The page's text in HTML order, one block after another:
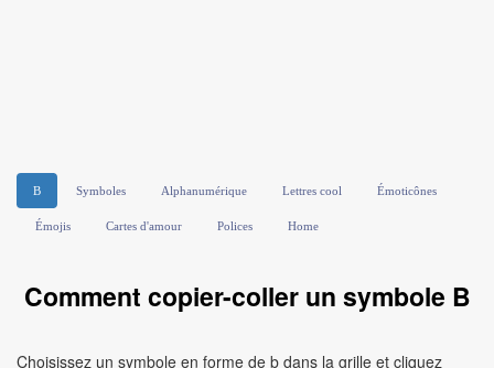
B Symboles Alphanumérique Lettres cool Émoticônes
Émojis Cartes d'amour Polices Home
Comment copier-coller un symbole B
Choisissez un symbole en forme de b dans la grille et cliquez